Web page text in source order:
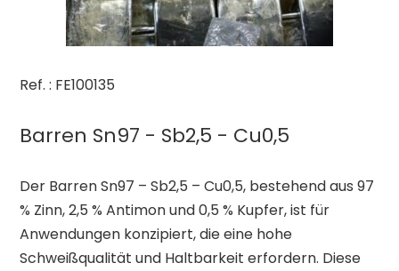
Ref. : FE100135
Barren Sn97 - Sb2,5 - Cu0,5
Der Barren Sn97 – Sb2,5 – Cu0,5, bestehend aus 97
% Zinn, 2,5 % Antimon und 0,5 % Kupfer, ist für
Anwendungen konzipiert, die eine hohe
Schweißqualität und Haltbarkeit erfordern. Diese